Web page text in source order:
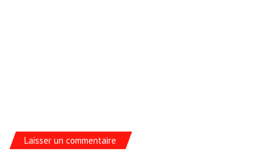
Laisser un commentaire